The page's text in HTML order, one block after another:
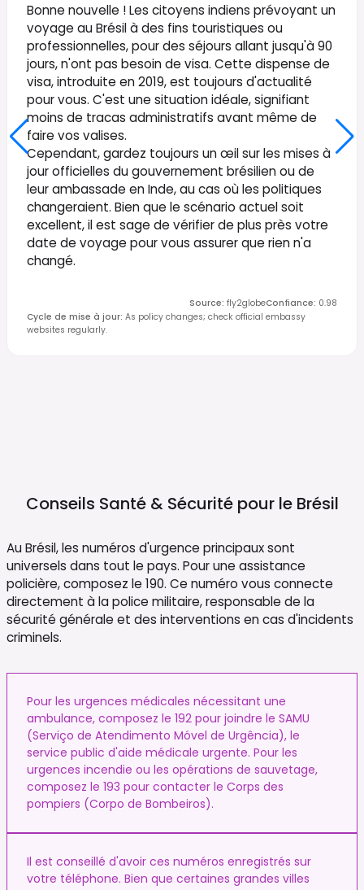
Bonne nouvelle ! Les citoyens indiens prévoyant un
voyage au Brésil à des fins touristiques ou
professionnelles, pour des séjours allant jusqu'à 90
jours, n'ont pas besoin de visa. Cette dispense de
visa, introduite en 2019, est toujours d'actualité
pour vous. C'est une situation idéale, signifiant
moins de tracas administratifs avant même de
faire vos valises.
Cependant, gardez toujours un œil sur les mises à
jour officielles du gouvernement brésilien ou de
leur ambassade en Inde, au cas où les politiques
changeraient. Bien que le scénario actuel soit
excellent, il est sage de vérifier de plus près votre
date de voyage pour vous assurer que rien n'a
changé.
Source: fly2globeConfiance: 0.98
Cycle de mise à jour: As policy changes; check official embassy
websites regularly.
Conseils Santé & Sécurité pour le Brésil
Au Brésil, les numéros d'urgence principaux sont
universels dans tout le pays. Pour une assistance
policière, composez le 190. Ce numéro vous connecte
directement à la police militaire, responsable de la
sécurité générale et des interventions en cas d'incidents
criminels.
Pour les urgences médicales nécessitant une
ambulance, composez le 192 pour joindre le SAMU
(Serviço de Atendimento Móvel de Urgência), le
service public d'aide médicale urgente. Pour les
urgences incendie ou les opérations de sauvetage,
composez le 193 pour contacter le Corps des
pompiers (Corpo de Bombeiros).
Il est conseillé d'avoir ces numéros enregistrés sur
votre téléphone. Bien que certaines grandes villes